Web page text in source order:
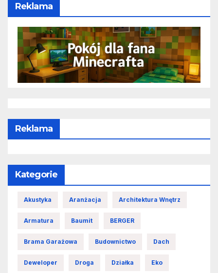
Reklama
Reklama
Kategorie
Akustyka Aranżacja Architektura Wnętrz
Armatura Baumit BERGER
Brama Garażowa Budownictwo Dach
Deweloper Droga Działka Eko